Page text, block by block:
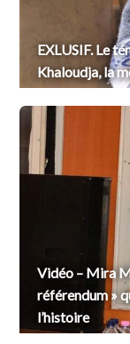
EXLUSIF. Le
Khaloudja, la
Vidéo – Mira
référendum »
l’histoire